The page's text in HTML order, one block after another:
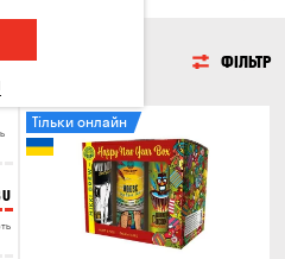
ФІЛЬТР
Тільки онлайн